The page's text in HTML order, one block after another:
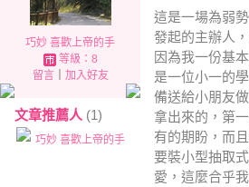
巧妙 喜歡上帝的手
等級：8
留言｜ 加入好友
文章推薦人 (1)
巧妙 喜歡上帝的手
這是一場為弱
發起的主辦人
因為我一份基
是一位小一的
備送給小朋友
拿出來的，第
有的期盼，而
要裝小型抽取
愛，這麼合乎